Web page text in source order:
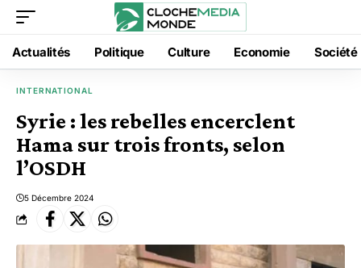
Actualités Politique Culture Economie Société
INTERNATIONAL
Syrie : les rebelles encerclent
Hama sur trois fronts, selon
l’OSDH
5 Décembre 2024